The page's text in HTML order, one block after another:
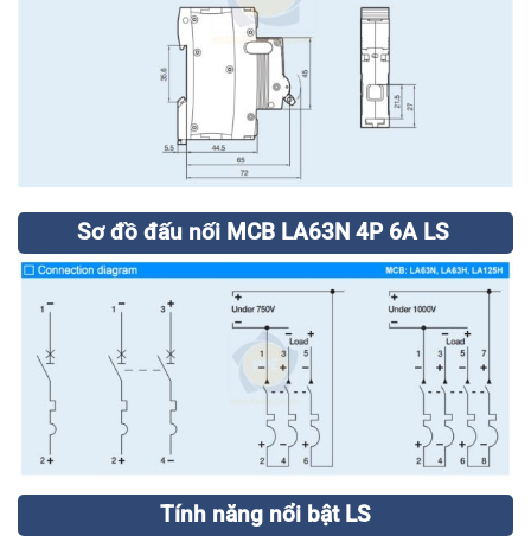
Sơ đồ đấu nối MCB LA63N 4P 6A LS
Tính năng nổi bật LS